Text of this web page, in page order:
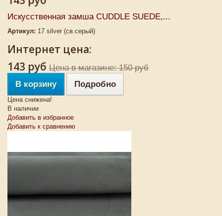
Искусственная замша CUDDLE SUEDE,...
Артикул: 17 silver (св.серый)
Интернет цена:
143 руб Цена в магазине: 150 руб
В корзину
Подробно
Цена снижена!
В наличии
Добавить в избранное
Добавить к сравнению